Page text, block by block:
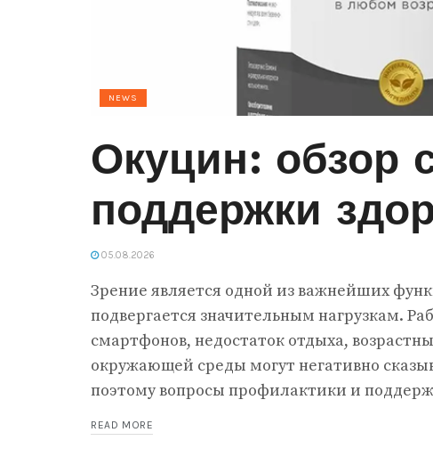
NEWS
Окуцин: обзор
поддержки
05.08.2026
Зрение является одной из важнейших
подвергается значительным нагрузкам.
смартфонов, недостаток отдыха,
окружающей среды могут негативно
поэтому вопросы профилактики и
READ MORE